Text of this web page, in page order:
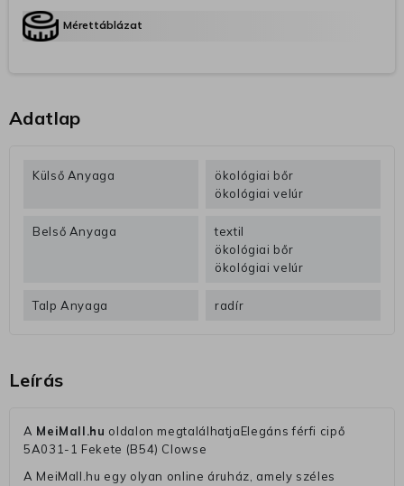
Mérettáblázat
Adatlap
Külső Anyaga
ökológiai bőr
ökológiai velúr
Belső Anyaga
textil
ökológiai bőr
ökológiai velúr
Talp Anyaga radír
Leírás
A MeiMall.hu oldalon megtalálhatjaElegáns férfi cipő
5A031-1 Fekete (B54) Clowse
A MeiMall.hu egy olyan online áruház, amely széles